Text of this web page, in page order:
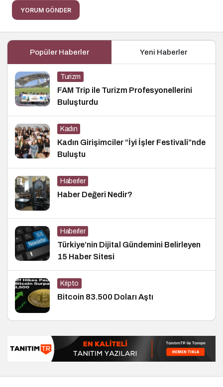
YORUM GÖNDER
Popüler Haberler Yeni Haberler
Turizm
FAM Trip ile Turizm Profesyonellerini
Buluşturdu
Kadın
Kadın Girişimciler “İyi İşler Festivali”nde
Buluştu
Haberler
Haber Değeri Nedir?
Haberler
Türkiye’nin Dijital Gündemini Belirleyen
15 Haber Sitesi
Kripto
Bitcoin 83.500 Doları Aştı